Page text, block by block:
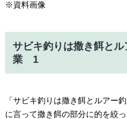
※資料画像
サビキ釣りは撒き餌と
業 1
「サビキ釣りは撒き餌とルアー
に言って撒き餌の部分に的を絞